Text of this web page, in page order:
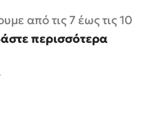
από τις 7 έως τις 10
περισσότερα